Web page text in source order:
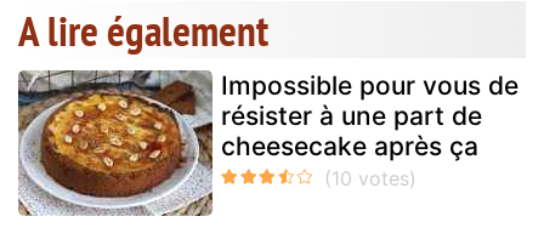
A lire également
Impossible pour vous de
résister à une part de
cheesecake après ça